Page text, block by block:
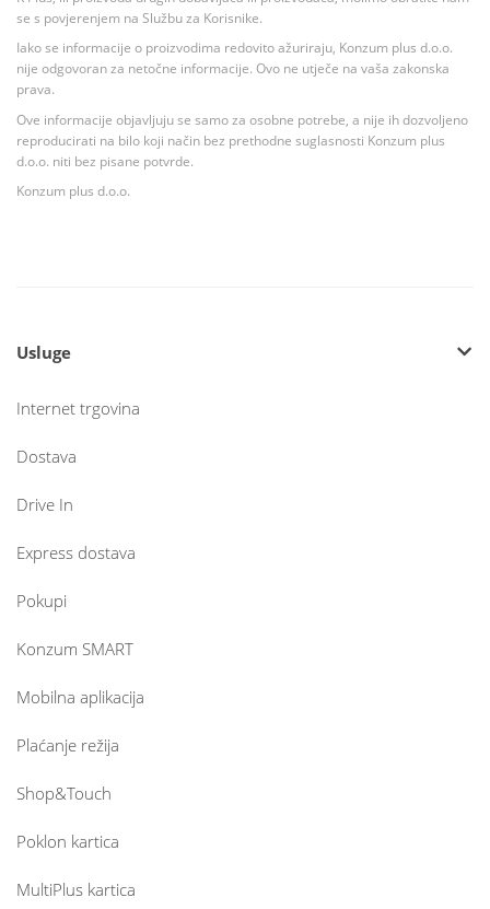
se s povjerenjem na Službu za Korisnike.
Iako se informacije o proizvodima redovito ažuriraju, Konzum plus d.o.o.
nije odgovoran za netočne informacije. Ovo ne utječe na vaša zakonska
prava.
Ove informacije objavljuju se samo za osobne potrebe, a nije ih dozvoljeno
reproducirati na bilo koji način bez prethodne suglasnosti Konzum plus
d.o.o. niti bez pisane potvrde.
Konzum plus d.o.o.
Usluge
Internet trgovina
Dostava
Drive In
Express dostava
Pokupi
Konzum SMART
Mobilna aplikacija
Plaćanje režija
Shop&Touch
Poklon kartica
MultiPlus kartica